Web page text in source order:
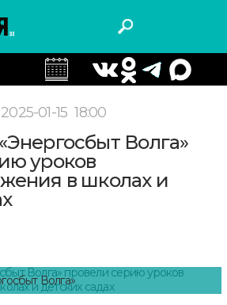
2025-01-15 18:00
Волга»
уроков
в школах и
Волга»